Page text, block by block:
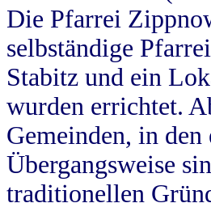
Die Pfarrei
selbständige
Stabitz und ein
wurden errichtet.
Gemeinden, in
Übergangsweise
traditionellen